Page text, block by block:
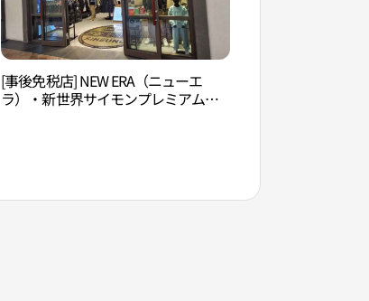
[事後免税店] NEW ERA（ニューエ
ラ）・新世界サイモンプレミアムア